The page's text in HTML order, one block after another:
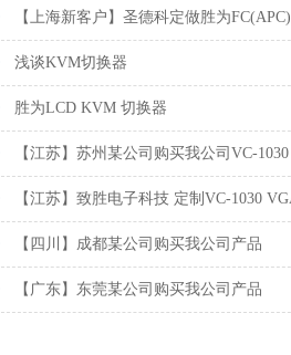
【上海新客户】圣德科定做胜为
浅谈KVM切换器
胜为LCD KVM 切换器
【江苏】苏州某公司购买我公司VC-
【江苏】致胜电子科技 定制VC-1030
【四川】成都某公司购买我公司产品
【广东】东莞某公司购买我公司产品